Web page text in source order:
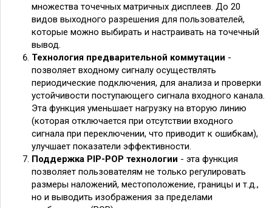
множества точечных матричных дисплеев. До 20
видов выходного разрешения для пользователей,
которые можно выбирать и настраивать на точечный
вывод.
Технология предварительной коммутации -
позволяет входному сигналу осуществлять
периодические подключения, для анализа и проверки
устойчивости поступающего сигнала входного канала.
Эта функция уменьшает нагрузку на вторую линию
(которая отключается при отсутствии входного
сигнала при переключении, что приводит к ошибкам),
улучшает показатели эффективности.
Поддержка PIP-POP технологии - эта функция
позволяет пользователям не только регулировать
размеры наложений, местоположение, границы и т.д.,
но и выводить изображения за пределами